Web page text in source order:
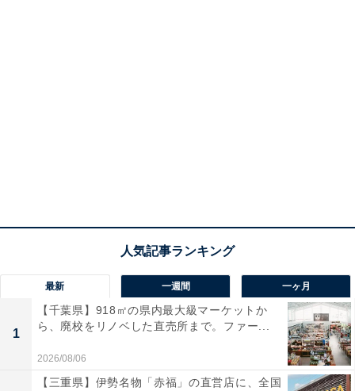
最新 一週間 一ヶ月
1
【千葉県】918㎡の県内最大級マーケットか
ら、廃校をリノベした直売所まで。ファー...
2026/08/06
【三重県】伊勢名物「赤福」の直営店に、全国